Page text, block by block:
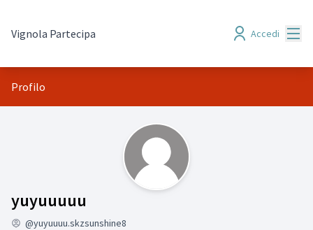
Vignola Partecipa Accedi
Profilo
yuyuuuuu
Attività (yuyuuuuu)
@yuyuuuu.skzsunshine8